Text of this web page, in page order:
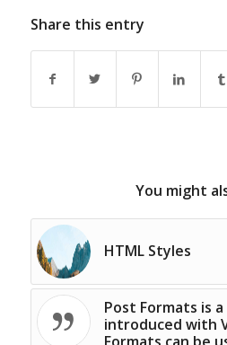
Share this entry
You might
HTML Styles
Post Formats is
introduced with